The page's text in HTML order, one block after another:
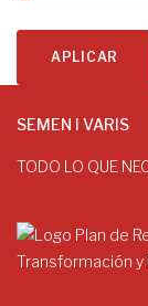
APLICAR
SEMEN I VARIS
TODO LO QUE